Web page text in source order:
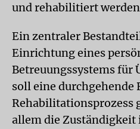
und rehabilitiert
Ein zentraler
Einrichtung eines
Betreuungssystems für
soll eine durchgehende
Rehabilitationsprozess
allem die